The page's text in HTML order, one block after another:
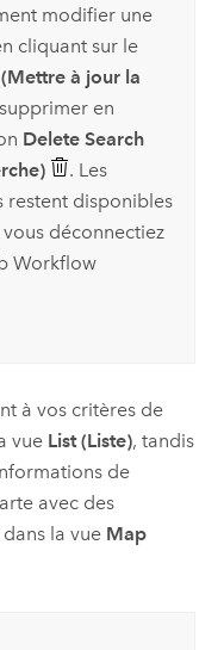
modifier une
cliquant sur le
à jour la
en
Delete Search
. Les
restent disponibles
vous déconnectiez
Workflow
à vos critères de
vue List (Liste), tandis
de
avec des
la vue Map